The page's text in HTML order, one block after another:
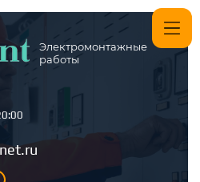
Электромонтажные
работы